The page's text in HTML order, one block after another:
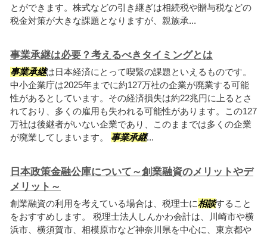
とができます。株式などの引き継ぎは相続税や贈与税などの
税金対策が大きな課題となりますが、親族承...
事業承継は必要？考えるべきタイミングとは
事業承継は日本経済にとって喫緊の課題といえるものです。
中小企業庁は2025年までに約127万社の企業が廃業する可能
性があるとしています。その経済損失は約22兆円に上るとさ
れており、多くの雇用も失われる可能性があります。この127
万社は後継者がいない企業であり、このままでは多くの企業
が廃業してしまいます。 事業承継...
日本政策金融公庫について～創業融資のメリットやデ
メリット～
創業融資の利用を考えている場合は、税理士に相談すること
をおすすめします。 税理士法人しんかわ会計は、川崎市や横
浜市、横須賀市、相模原市など神奈川県を中心に、東京都や